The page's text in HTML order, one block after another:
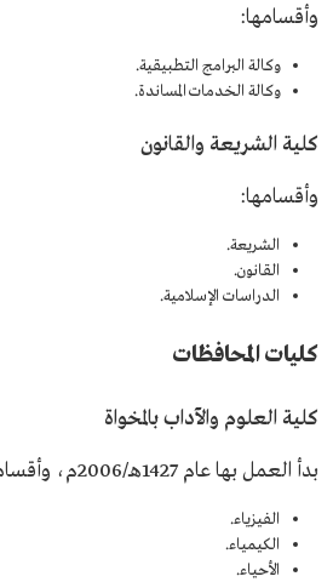
وأقسامها:
وكالة البرامج التطبيقية.
وكالة الخدمات المساندة.
كلية الشريعة والقانون
وأقسامها:
الشريعة.
القانون.
الدراسات الإسلامية.
كليات المحافظات
كلية العلوم والآداب بالمخواة
بدأ العمل بها عام 1427هـ/2006م، وأقسامها:
الفيزياء.
الكيمياء.
الأحياء.